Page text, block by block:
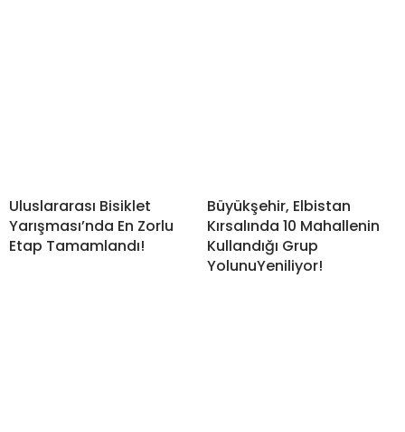
Uluslararası Bisiklet
Yarışması’nda En Zorlu
Etap Tamamlandı!
Büyükşehir, Elbistan
Kırsalında 10 Mahallenin
Kullandığı Grup
YolunuYeniliyor!